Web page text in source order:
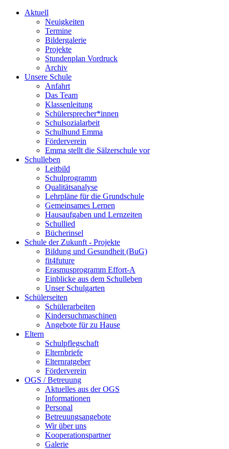
Aktuell
Neuigkeiten
Termine
Bildergalerie
Projekte
Stundenplan Vordruck
Archiv
Unsere Schule
Anfahrt
Das Team
Klassenleitung
Schülersprecher*innen
Schulsozialarbeit
Schulhund Emma
Förderverein
Emma stellt die Sälzerschule vor
Schulleben
Leitbild
Schulprogramm
Qualitätsanalyse
Lehrpläne für die Grundschule
Gemeinsames Lernen
Hausaufgaben und Lernzeiten
Schullied
Bücherinsel
Schule der Zukunft - Projekte
Bildung und Gesundheit (BuG)
fit4future
Erasmusprogramm Effort-A
Einblicke aus dem Schulleben
Unser Schulgarten
Schülerseiten
Schülerarbeiten
Kindersuchmaschinen
Angebote für zu Hause
Eltern
Schulpflegschaft
Elternbriefe
Elternratgeber
Förderverein
OGS / Betreuung
Aktuelles aus der OGS
Informationen
Personal
Betreuungsangebote
Wir über uns
Kooperationspartner
Galerie